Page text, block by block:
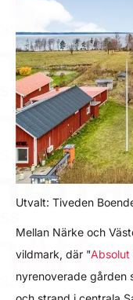
Utvalt: Tiveden
Mellan Närke och
vildmark, där "Absolut
nyrenoverade gården